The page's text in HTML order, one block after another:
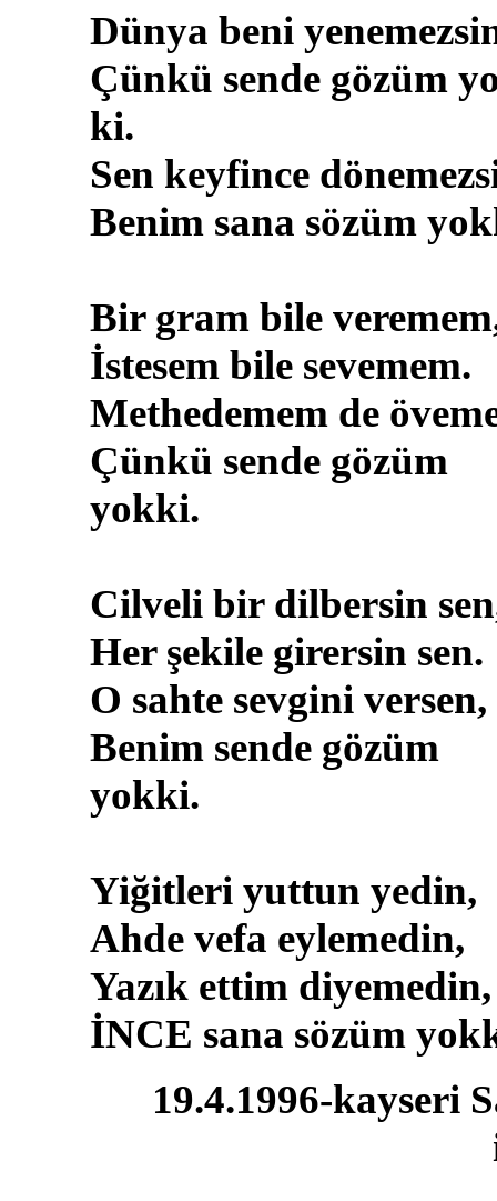
Dünya beni
Çünkü sende gözüm
ki.
Sen keyfince
Benim sana sözüm
Bir gram bile
İstesem bile sevemem.
Methedemem de
Çünkü sende gözüm
yokki.
Cilveli bir dilbersin
Her şekile girersin sen.
O sahte sevgini versen,
Benim sende gözüm
yokki.
Yiğitleri yuttun yedin,
Ahde vefa eylemedin,
Yazık ettim diyemedin,
İNCE sana sözüm
19.4.1996-kayseri